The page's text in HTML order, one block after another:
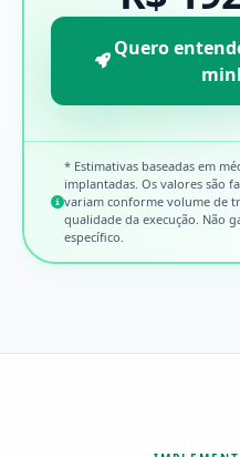
Quero
* Estimativas baseadas em
implantadas. Os valores são
variam conforme volume de
qualidade da execução. Não
específico.